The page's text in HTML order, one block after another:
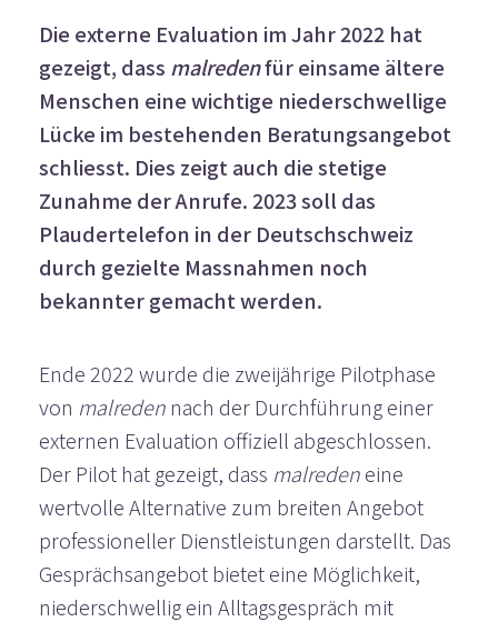
Die externe Evaluation im Jahr 2022 hat
gezeigt, dass malredenfür einsame ältere
Menschen eine wichtige niederschwellige
Lücke im bestehenden Beratungsangebot
schliesst. Dies zeigt auch die stetige
Zunahme der Anrufe. 2023 soll das
Plaudertelefon in der Deutschschweiz
durch gezielte Massnahmen noch
bekannter gemacht werden.
Ende 2022 wurde die zweijährige Pilotphase
von malredennach der Durchführung einer
externen Evaluation offiziell abgeschlossen.
Der Pilot hat gezeigt, dass malredeneine
wertvolle Alternative zum breiten Angebot
professioneller Dienstleistungen darstellt. Das
Gesprächsangebot bietet eine Möglichkeit,
niederschwellig ein Alltagsgespräch mit